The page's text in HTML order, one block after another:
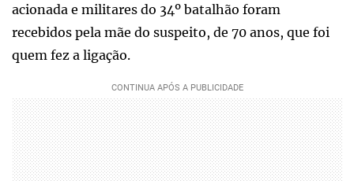
acionada e militares do 34º batalhão foram
recebidos pela mãe do suspeito, de 70 anos, que foi
quem fez a ligação.